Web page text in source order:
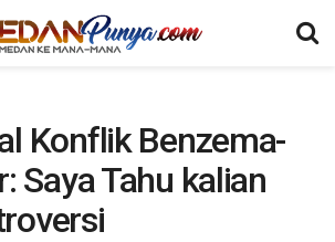
Konflik Benzema-
Saya Tahu kalian